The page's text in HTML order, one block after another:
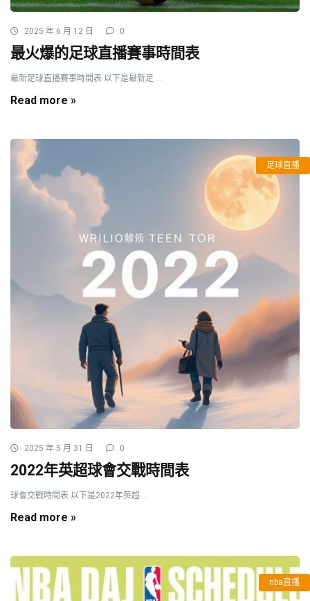
2025 年 6 月 12 日 0
最火爆的足球直播賽事時間表
最新足球直播賽事時間表 以下是最新足 ...
Read more »
足球直播
2025 年 5 月 31 日 0
2022年英超球會交戰時間表
球會交戰時間表 以下是2022年英超 ...
Read more »
nba直播